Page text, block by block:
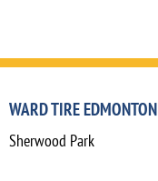
WARD TIRE EDMONTON
Sherwood Park